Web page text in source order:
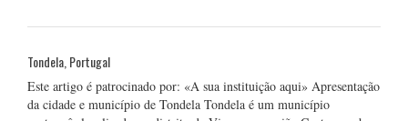
Tondela, Portugal
Este artigo é patrocinado por: «A sua instituição aqui» Apresentação
da cidade e município de Tondela Tondela é um município